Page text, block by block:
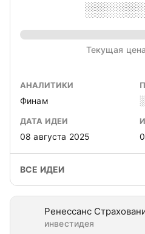
Текущая
АНАЛИТИКИ
Финам
ДАТА ИДЕИ
08 августа 2025
ВСЕ ИДЕИ
Ренессанс
инвестидея